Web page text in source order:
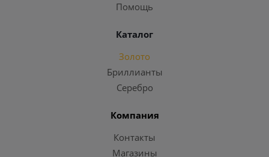
Помощь
Каталог
Золото
Бриллианты
Серебро
Компания
Контакты
Магазины